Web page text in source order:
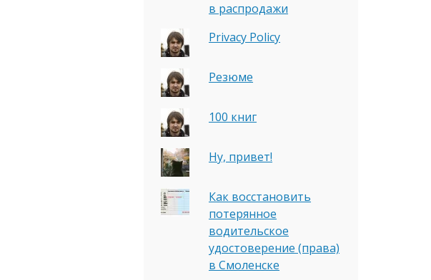
в распродажи
Privacy Policy
Резюме
100 книг
Ну, привет!
Как восстановить
потерянное
водительское
удостоверение (права)
в Смоленске